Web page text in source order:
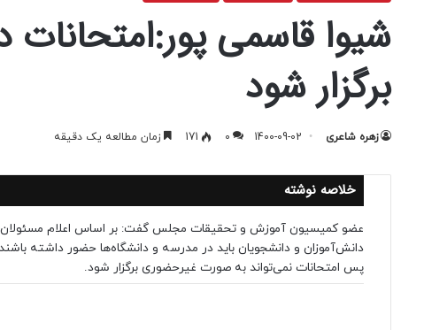
شیوا قاسمی
برگزار شود
زهره شاعری 1400-09-02
0
171 زمان مطالعه یک دقیقه
خلاصه نوشته
عضو کمیسیون آموزش و تحقیقات مجلس گفت: بر اساس اعلام
دانش‌آموزان و دانشجویان باید در مدرسه و دانشگاه‌ها حضور داشته
پس امتحانات نمی‌تواند به صورت غیرحضوری برگزار شود.